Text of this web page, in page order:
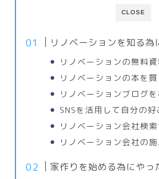
CLOSE
リノベーションを知る為
リノベーションの無料
リノベーションの本を
リノベーションブログ
SNSを活用して自分の
リノベーション会社検
リノベーション会社の
家作りを始める為にやっ